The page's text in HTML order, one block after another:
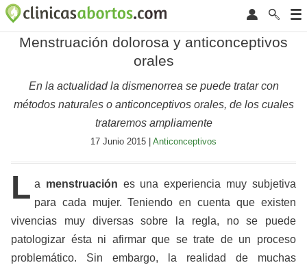
Menstruación dolorosa y anticonceptivos
orales
En la actualidad la dismenorrea se puede tratar con
métodos naturales o anticonceptivos orales, de los cuales
trataremos ampliamente
17 Junio 2015 | Anticonceptivos
L a menstruación es una experiencia muy subjetiva
para cada mujer. Teniendo en cuenta que existen
vivencias muy diversas sobre la regla, no se puede
patologizar ésta ni afirmar que se trate de un proceso
problemático. Sin embargo, la realidad de muchas